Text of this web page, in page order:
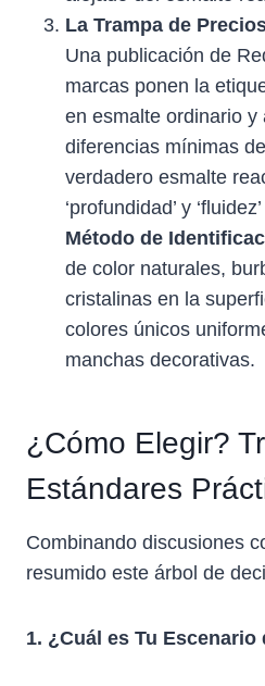
La Trampa de
Una publicación de
marcas ponen la
en esmalte ordinario y
diferencias mínimas
verdadero esmalte
‘profundidad’ y
Método de
de color naturales,
cristalinas en la
colores únicos
manchas decorativas.
¿Cómo Elegir?
Estándares
Combinando discusiones
resumido este árbol de
1. ¿Cuál es Tu Escenario